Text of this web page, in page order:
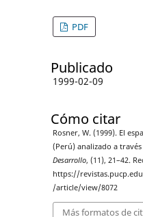
PDF
Publicado
1999-02-09
Cómo citar
Rosner, W. (1999). El
(Perú) analizado a
Desarrollo, (11), 21–42.
https://
/article/view/8072
Más formatos de